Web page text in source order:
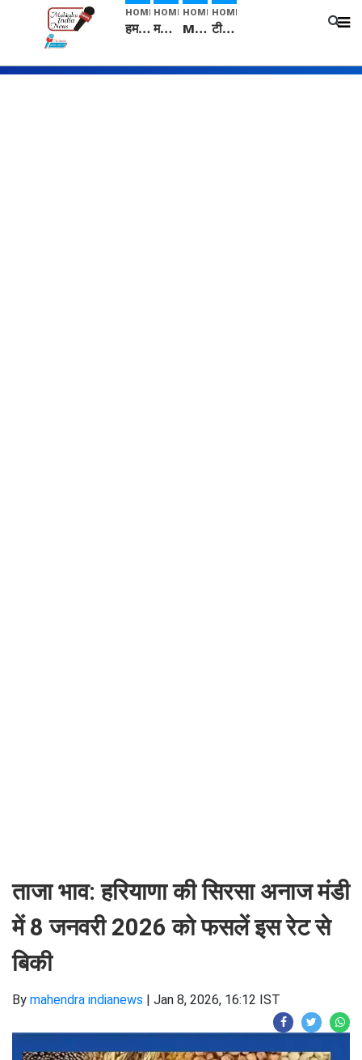
HOME
हम सनातनी..." सांसद kangana Ranaut से क्या बोली लड़की? Viral Jantar-Mantar | CJP protest
HOME
मनीषा हत्याकांड: हत्या, आत्महत्या या कोई बड़ा राज? | Full Story | Josh Haryana
HOME
Mangalsutra: हिंदू धर्म में शादी के बाद मंगलसूत्र क्यों पहनती है महिलाएं, किसने शुरु की ये परंपरा
HOME
टीम बीकेई ने एग्रीकल्चर ग्रेड की यूरिया खाद गट्टों में बदलकर टेक्निकल ग्रेड में बेचने वालों पर करवाई कार्रवाई: लखविंदर सिंह औलख
ताजा भाव: हरियाणा की सिरसा अनाज मंडी
में 8 जनवरी 2026 को फसलें इस रेट से
बिकी
By mahendra indianews | Jan 8, 2026, 16:12 IST